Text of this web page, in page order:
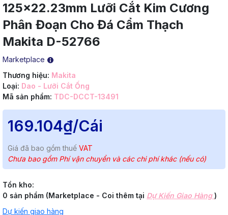
125x22.23mm Lưỡi Cắt Kim Cương
Phân Đoạn Cho Đá Cẩm Thạch
Makita D-52766
Marketplace
Thương hiệu: Makita
Loại: Dao - Lưỡi Cắt Ống
Mã sản phẩm: TDC-DCCT-13491
169.104₫/Cái
Giá đã bao gồm thuế VAT
Chưa bao gồm Phí vận chuyển và các chi phí khác (nếu có)
Tồn kho:
0 sản phẩm (Marketplace - Coi thêm tại Dự Kiến Giao Hàng)
Dự kiến giao hàng